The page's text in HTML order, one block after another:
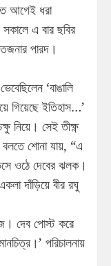
আগেই ধরা
এ বার ছবির
পারদ।
‘বাঙালি
গিয়েছে ইতিহাস…’
নিয়ে। সেই তীক্ষ্ণ
শোনা যায়, “এ
ওঠে দেবের ঝলক।
দাঁড়িয়ে বীর রঘু
দেব পোস্ট করে
পরিচালনায়